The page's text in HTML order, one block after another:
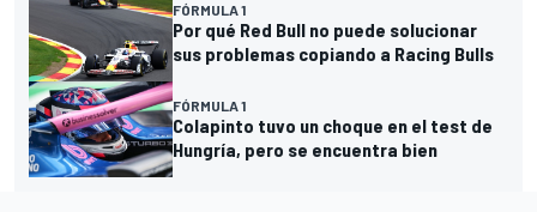
FÓRMULA 1
Por qué Red Bull no puede solucionar
sus problemas copiando a Racing Bulls
FÓRMULA 1
Colapinto tuvo un choque en el test de
Hungría, pero se encuentra bien